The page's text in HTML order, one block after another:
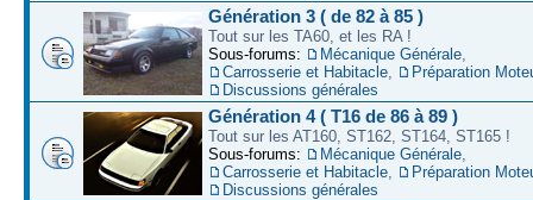
Génération 3 ( de 82 à 85 )
Tout sur les TA60, et les RA !
Sous-forums:
Mécanique Générale
Carrosserie et Habitacle
Préparation
Discussions générales
Génération 4 ( T16 de 86 à 89 )
Tout sur les AT160, ST162, ST164, ST165 !
Sous-forums:
Mécanique Générale
Carrosserie et Habitacle
Préparation
Discussions générales